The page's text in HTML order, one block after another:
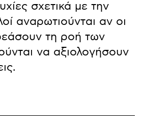
σχετικά με την
αναρωτιούνται αν οι
τη ροή των
να αξιολογήσουν